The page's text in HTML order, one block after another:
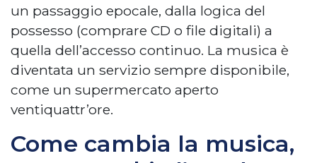
un passaggio epocale, dalla logica del
possesso (comprare CD o file digitali) a
quella dell’accesso continuo. La musica è
diventata un servizio sempre disponibile,
come un supermercato aperto
ventiquattr’ore.
Come cambia la musica,